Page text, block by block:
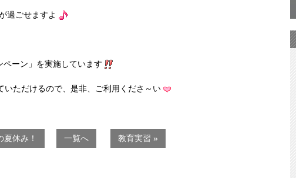
過ごせますよ
ーン」を実施しています
いただけるので、是非、ご利用くださ～い
休み！ 一覧へ 教育実習 »